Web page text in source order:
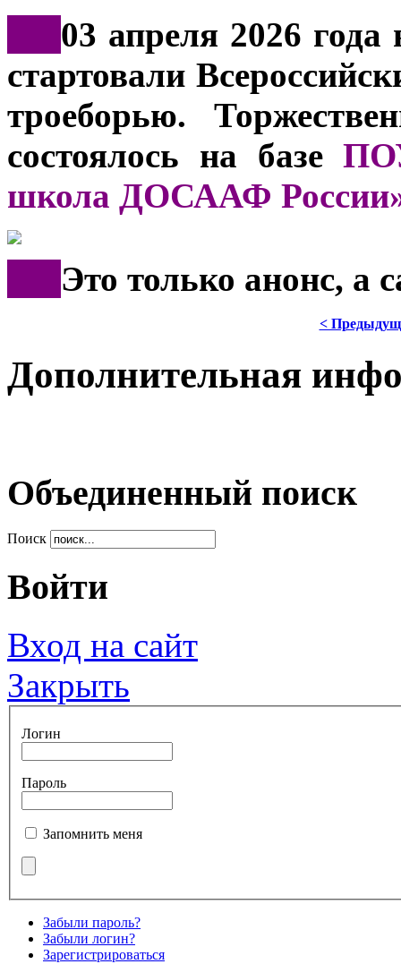
03 апреля 2026 года
стартовали
троеборью.
состоялось на базе
школа ДОСААФ
Это только анонс, а
<
Дополнительная
Объединенный поиск
Поиск
Войти
Вход на сайт
Закрыть
Логин
Пароль
Запомнить меня
Забыли пароль?
Забыли логин?
Зарегистрироваться